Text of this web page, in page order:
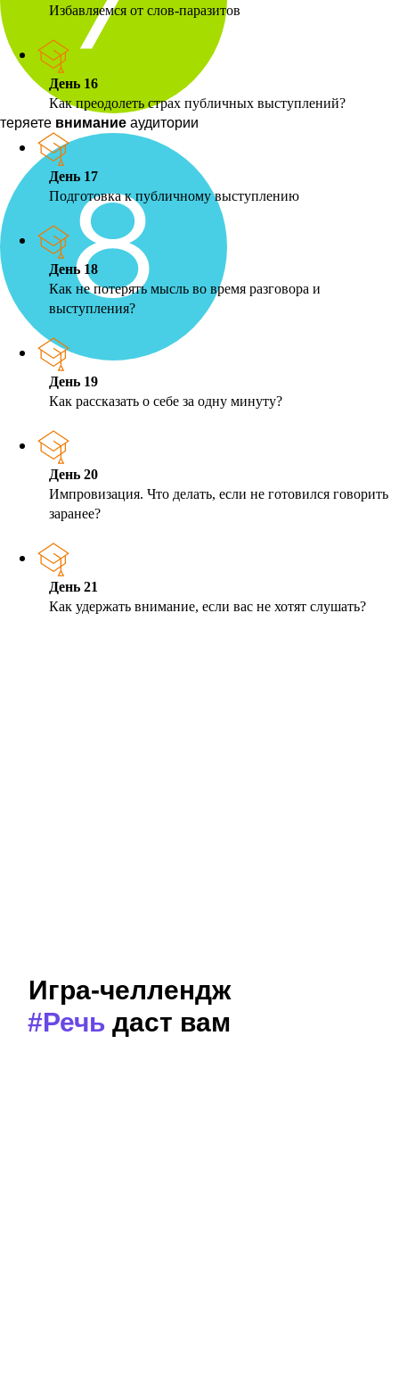
теряете внимание аудитории
Избавляемся от слов-паразитов
День 16
Как преодолеть страх публичных выступлений?
День 17
Подготовка к публичному выступлению
День 18
Как не потерять мысль во время разговора и
выступления?
День 19
Как рассказать о себе за одну минуту?
День 20
Импровизация. Что делать, если не готовился говорить
заранее?
День 21
Как удержать внимание, если вас не хотят слушать?
Игра-челлендж
#Речь даст вам